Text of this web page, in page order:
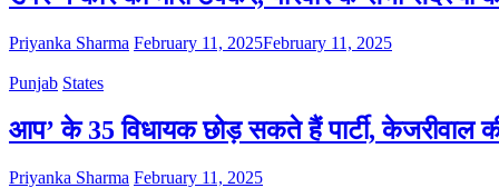
Priyanka Sharma February 11, 2025February 11, 2025
Punjab States
आप’ के 35 विधायक छोड़ सकते हैं पार्टी, केजरीवाल
Priyanka Sharma February 11, 2025